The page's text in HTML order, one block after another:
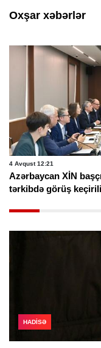
Oxşar xəbərlər
4 Avqust 12:21
Azərbaycan XİN
tərkibdə görüş
HADISƏ